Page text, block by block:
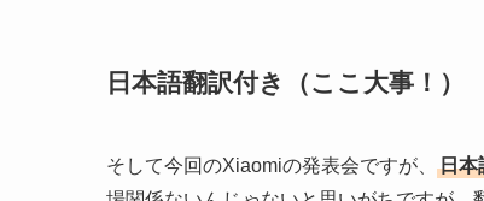
日本語翻訳付き（ここ大事！）
そして今回のXiaomiの発表会ですが、 日本